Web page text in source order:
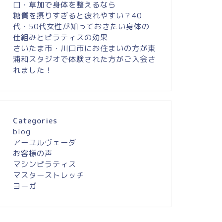
口・草加で身体を整えるなら
糖質を摂りすぎると疲れやすい？40
代・50代女性が知っておきたい身体の
仕組みとピラティスの効果
さいたま市・川口市にお住まいの方が東
浦和スタジオで体験された方がご入会さ
れました！
Categories
blog
アーユルヴェーダ
お客様の声
マシンピラティス
マスターストレッチ
ヨーガ